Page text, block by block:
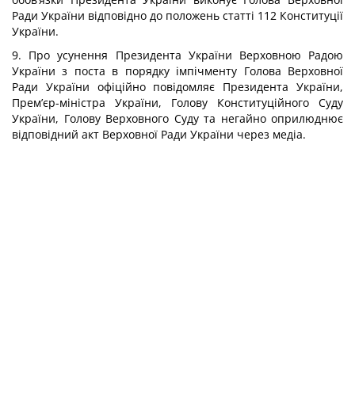
Ради України відповідно до положень статті 112 Конституції
України.
9. Про усунення Президента України Верховною Радою
України з поста в порядку імпічменту Голова Верховної
Ради України офіційно повідомляє Президента України,
Прем’єр-міністра України, Голову Конституційного Суду
України, Голову Верховного Суду та негайно оприлюднює
відповідний акт Верховної Ради України через медіа.